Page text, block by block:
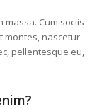
Cum sociis
montes, nascetur
pellentesque eu,